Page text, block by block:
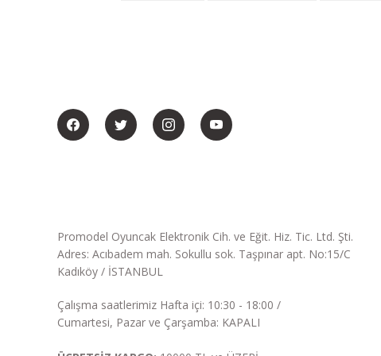
Promodel Oyuncak Elektronik Cih. ve Eğit. Hiz. Tic. Ltd. Şti.
Adres: Acıbadem mah. Sokullu sok. Taşpınar apt. No:15/C
Kadıköy / İSTANBUL
Çalışma saatlerimiz Hafta içi: 10:30 - 18:00 /
Cumartesi, Pazar ve Çarşamba: KAPALI